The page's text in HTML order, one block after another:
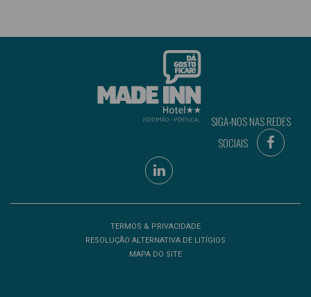
SIGA-NOS NAS REDES
SOCIAIS
TERMOS & PRIVACIDADE
RESOLUÇÃO ALTERNATIVA DE LITÍGIOS
MAPA DO SITE